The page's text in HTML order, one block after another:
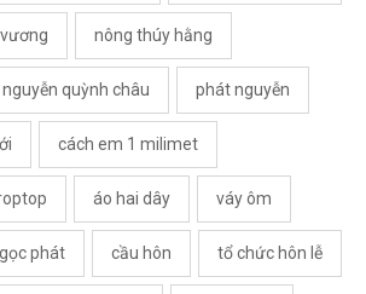
nông thúy hằng
nguyễn quỳnh châu phát nguyễn
cách em 1 milimet
áo hai dây váy ôm
phát cầu hôn tổ chức hôn lễ